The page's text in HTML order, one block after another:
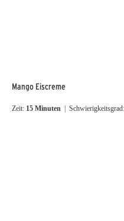
Mango Eiscreme
Zeit: 15 Minuten | Schwierigkeitsgrad: